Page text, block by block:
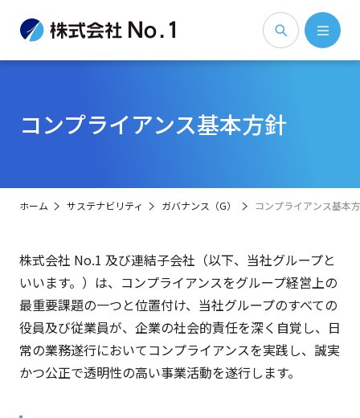
コンプライアンス基本方針
ホーム サステナビリティ ガバナンス（G） コンプライアンス基本
株式会社 No.1 及び連結子会社（以下、当社グループと
いいます。）は、コンプライアンスをグループ経営上の
最重要課題の一つと位置付け、当社グループのすべての
役員及び従業員が、企業の社会的責任を深く自覚し、日
常の業務遂行においてコンプライアンスを実践し、誠実
かつ公正で透明性の高い事業活動を遂行します。